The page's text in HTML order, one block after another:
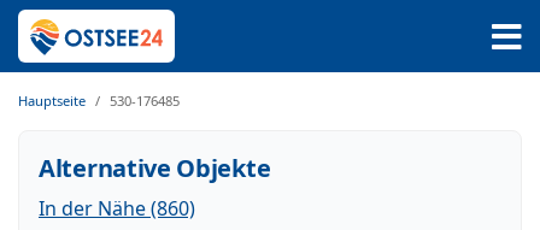
Hauptseite 530-176485
Alternative Objekte
In der Nähe (860)